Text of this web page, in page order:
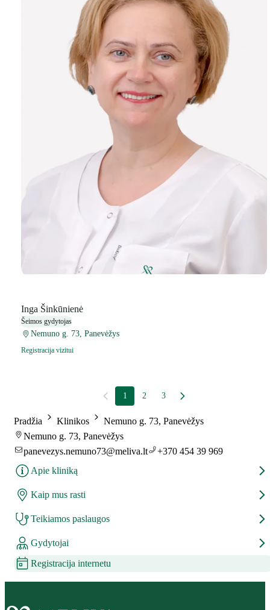
Inga Šinkūnienė
Šeimos gydytojas
Nemuno g. 73, Panevėžys
Registracija vizitui
1 2 3
Pradžia Klinikos
Nemuno g. 73, Panevėžys
Nemuno g. 73, Panevėžys
panevezys.nemuno73@meliva.lt
+370 454 39 969
Apie kliniką
Kaip mus rasti
Teikiamos paslaugos
Gydytojai
Registracija internetu